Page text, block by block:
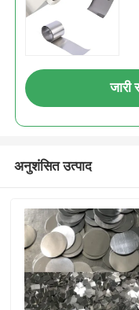
जारी
अनुशंसित उत्पाद